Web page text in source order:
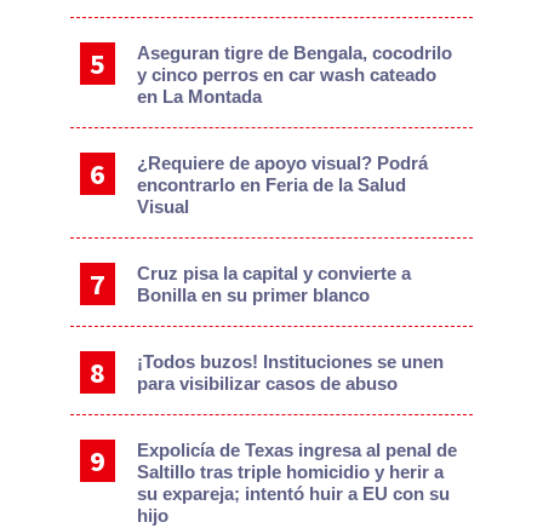
Aseguran tigre de Bengala, cocodrilo
y cinco perros en car wash cateado
en La Montada
¿Requiere de apoyo visual? Podrá
encontrarlo en Feria de la Salud
Visual
Cruz pisa la capital y convierte a
Bonilla en su primer blanco
¡Todos buzos! Instituciones se unen
para visibilizar casos de abuso
Expolicía de Texas ingresa al penal de
Saltillo tras triple homicidio y herir a
su expareja; intentó huir a EU con su
hijo